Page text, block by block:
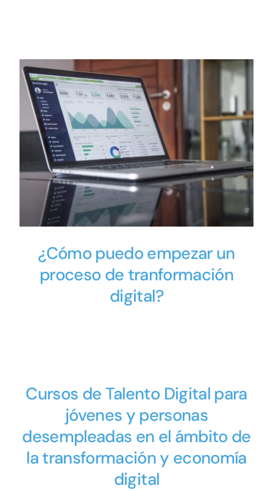
¿Cómo puedo empezar un
proceso de tranformación
digital?
Cursos de Talento Digital para
jóvenes y personas
desempleadas en el ámbito de
la transformación y economía
digital